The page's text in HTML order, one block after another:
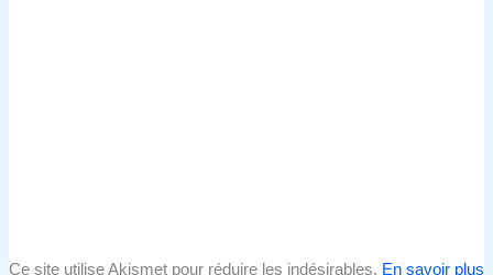
Ce site utilise Akismet pour réduire les indésirables. En savoir plus